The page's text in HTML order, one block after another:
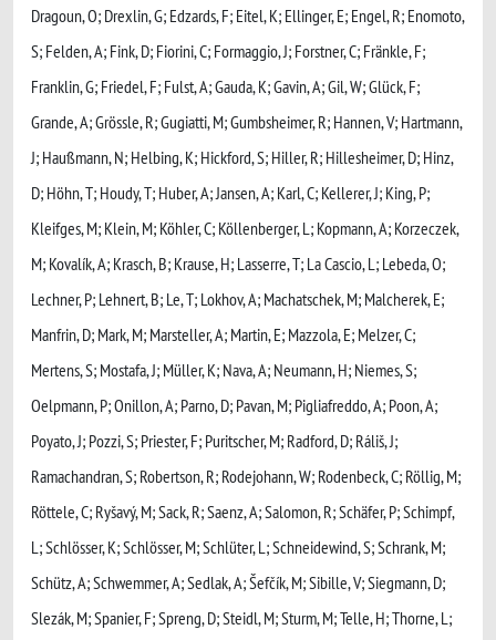
Dragoun, O; Drexlin, G; Edzards, F; Eitel, K; Ellinger, E; Engel, R; Enomoto,
S; Felden, A; Fink, D; Fiorini, C; Formaggio, J; Forstner, C; Fränkle, F;
Franklin, G; Friedel, F; Fulst, A; Gauda, K; Gavin, A; Gil, W; Glück, F;
Grande, A; Grössle, R; Gugiatti, M; Gumbsheimer, R; Hannen, V; Hartmann,
J; Haußmann, N; Helbing, K; Hickford, S; Hiller, R; Hillesheimer, D; Hinz,
D; Höhn, T; Houdy, T; Huber, A; Jansen, A; Karl, C; Kellerer, J; King, P;
Kleifges, M; Klein, M; Köhler, C; Köllenberger, L; Kopmann, A; Korzeczek,
M; Kovalík, A; Krasch, B; Krause, H; Lasserre, T; La Cascio, L; Lebeda, O;
Lechner, P; Lehnert, B; Le, T; Lokhov, A; Machatschek, M; Malcherek, E;
Manfrin, D; Mark, M; Marsteller, A; Martin, E; Mazzola, E; Melzer, C;
Mertens, S; Mostafa, J; Müller, K; Nava, A; Neumann, H; Niemes, S;
Oelpmann, P; Onillon, A; Parno, D; Pavan, M; Pigliafreddo, A; Poon, A;
Poyato, J; Pozzi, S; Priester, F; Puritscher, M; Radford, D; Ráliš, J;
Ramachandran, S; Robertson, R; Rodejohann, W; Rodenbeck, C; Röllig, M;
Röttele, C; Ryšavý, M; Sack, R; Saenz, A; Salomon, R; Schäfer, P; Schimpf,
L; Schlösser, K; Schlösser, M; Schlüter, L; Schneidewind, S; Schrank, M;
Schütz, A; Schwemmer, A; Sedlak, A; Šefčík, M; Sibille, V; Siegmann, D;
Slezák, M; Spanier, F; Spreng, D; Steidl, M; Sturm, M; Telle, H; Thorne, L;